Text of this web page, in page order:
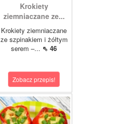
Krokiety
ziemniaczane ze...
Krokiety ziemniaczane
ze szpinakiem i żółtym
serem –... ⇖ 46
Zobacz przepis!